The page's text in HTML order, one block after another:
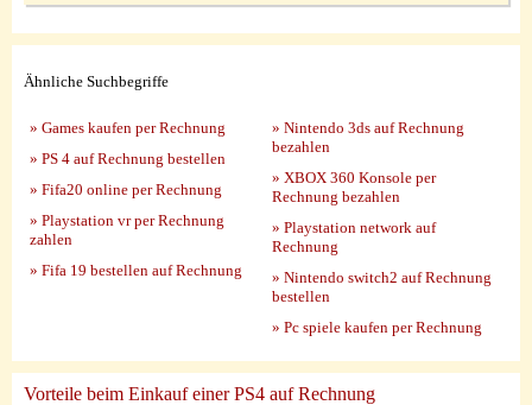
Ähnliche Suchbegriffe
» Games kaufen per Rechnung
» PS 4 auf Rechnung bestellen
» Fifa20 online per Rechnung
» Playstation vr per Rechnung
zahlen
» Fifa 19 bestellen auf Rechnung
» Nintendo 3ds auf Rechnung
bezahlen
» XBOX 360 Konsole per
Rechnung bezahlen
» Playstation network auf
Rechnung
» Nintendo switch2 auf Rechnung
bestellen
» Pc spiele kaufen per Rechnung
Vorteile beim Einkauf einer PS4 auf Rechnung